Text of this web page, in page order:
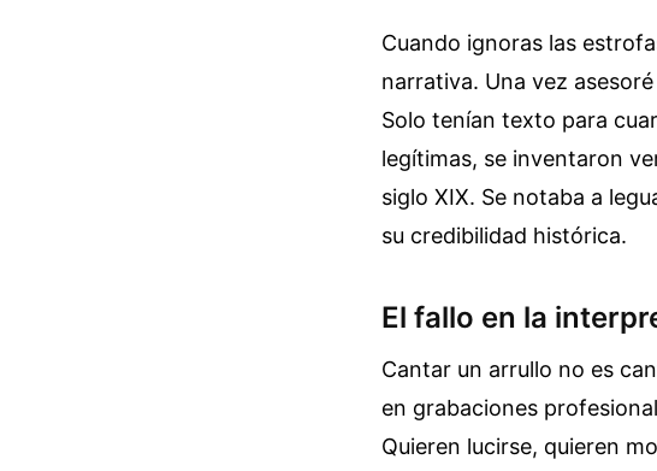
Cuando ignoras las
narrativa. Una vez
Solo tenían texto para
legítimas, se inventaron
siglo XIX. Se notaba a
su credibilidad histórica.
El fallo en la
Cantar un arrullo no es
en grabaciones
Quieren lucirse, quieren